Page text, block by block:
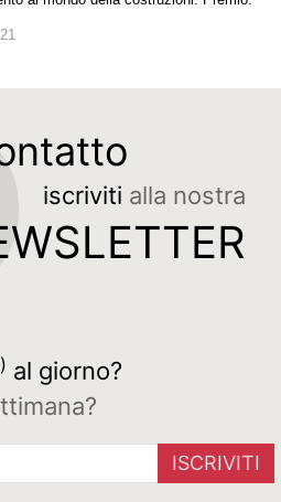
iscriviti alla nostra
al giorno?
ISCRIVITI